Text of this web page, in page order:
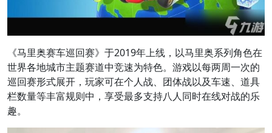
《马里奥赛车巡回赛》于2019年上线，以马里奥系列角色在
世界各地城市主题赛道中竞速为特色。游戏以每两周一次的
巡回赛形式展开，玩家可在个人战、团体战以及车速、道具
栏数量等丰富规则中，享受最多支持八人同时在线对战的乐
趣。